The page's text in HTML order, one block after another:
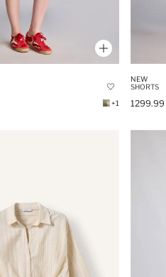
+1
NEW
SHORTS
1299.99